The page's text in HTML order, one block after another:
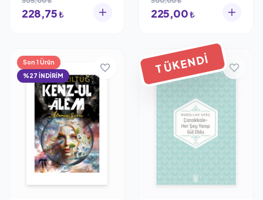
228,75₺ 225,00₺
Son 1 Ürün
%27 İNDİRİM
TÜKENDI